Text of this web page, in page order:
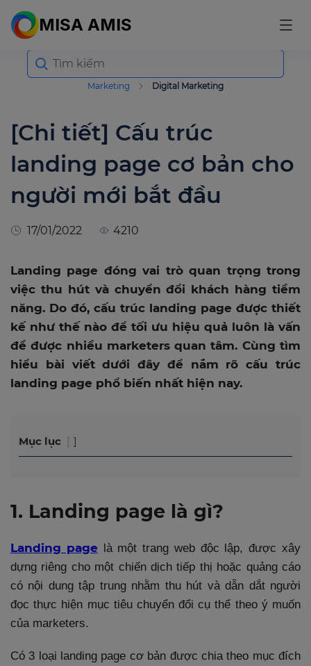
MISA AMIS
Marketing Digital Marketing
Search
for:
[Chi tiết] Cấu trúc
landing page cơ bản cho
người mới bắt đầu
17/01/2022 4210
Landing page đóng vai trò quan trọng trong
việc thu hút và chuyển đổi khách hàng tiềm
năng. Do đó, cấu trúc landing page được thiết
kế như thế nào để tối ưu hiệu quả luôn là vấn
đề được nhiều marketers quan tâm. Cùng tìm
hiểu bài viết dưới đây để nắm rõ cấu trúc
landing page phổ biến nhất hiện nay.
Mục lục
1. Landing page là gì?
Landing page là một trang web độc lập, được xây
dựng riêng cho một chiến dịch tiếp thị hoặc quảng cáo
có nội dung tập trung nhằm thu hút và dẫn dắt người
đọc thực hiện mục tiêu chuyển đổi cụ thể theo ý muốn
của marketers.
Có 3 loại landing page cơ bản được chia theo mục đích